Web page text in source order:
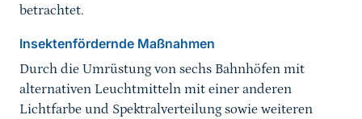
betrachtet.
Insektenfördernde Maßnahmen
Durch die Umrüstung von sechs Bahnhöfen mit
alternativen Leuchtmitteln mit einer anderen
Lichtfarbe und Spektralverteilung sowie weiteren